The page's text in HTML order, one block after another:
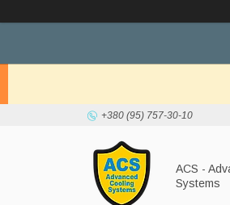
+380 (95) 757-30-10
ACS -
Systems